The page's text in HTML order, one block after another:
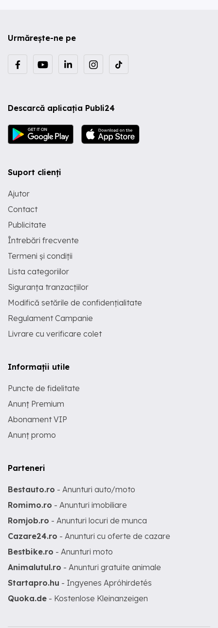
Urmărește-ne pe
Descarcă aplicația Publi24
Suport clienți
Ajutor
Contact
Publicitate
Întrebări frecvente
Termeni și condiții
Lista categoriilor
Siguranța tranzacțiilor
Modifică setările de confidențialitate
Regulament Campanie
Livrare cu verificare colet
Informații utile
Puncte de fidelitate
Anunț Premium
Abonament VIP
Anunț promo
Parteneri
Bestauto.ro - Anunturi auto/moto
Romimo.ro - Anunturi imobiliare
Romjob.ro - Anunturi locuri de munca
Cazare24.ro - Anunturi cu oferte de cazare
Bestbike.ro - Anunturi moto
Animalutul.ro - Anunturi gratuite animale
Startapro.hu - Ingyenes Apróhirdetés
Quoka.de - Kostenlose Kleinanzeigen